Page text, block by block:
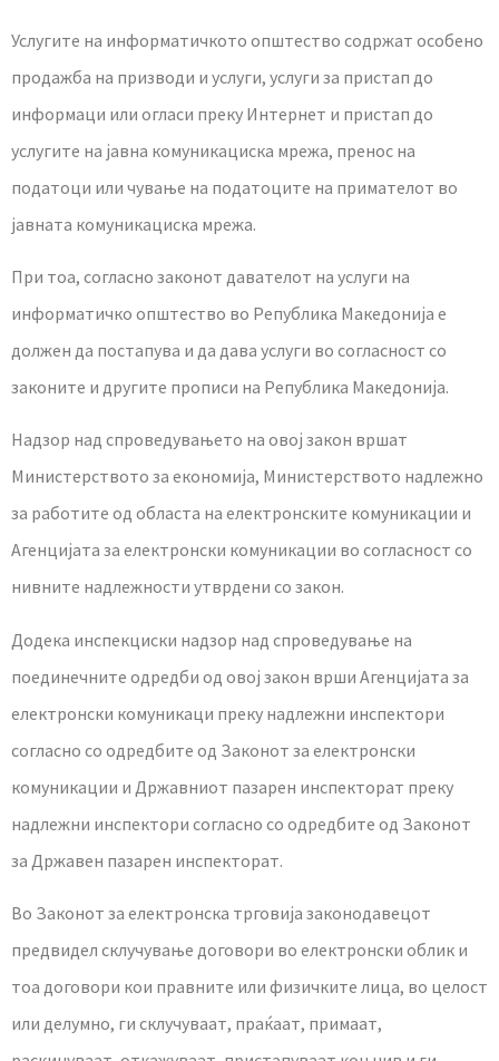
Услугите на информатичкото општество содржат особено
продажба на призводи и услуги, услуги за пристап до
информаци или огласи преку Интернет и пристап до
услугите на јавна комуникациска мрежа, пренос на
податоци или чување на податоците на примателот во
јавната комуникациска мрежа.
При тоа, согласно законот давателот на услуги на
информатичко општество во Република Македонија е
должен да постапува и да дава услуги во согласност со
законите и другите прописи на Република Македонија.
Надзор над спровeдувањето на овој закон вршат
Министерството за економија, Министерството надлежно
за работите од областа на електронските комуникации и
Агенцијата за електронски комуникации во согласност со
нивните надлежности утврдени со закон.
Додека инспекциски надзор над спроведување на
поединечните одредби од овој закон врши Агенцијата за
електронски комуникаци преку надлежни инспектори
согласно со одредбите од Законот за електронски
комуникации и Државниот пазарен инспекторат преку
надлежни инспектори согласно со одредбите од Законот
за Државен пазарен инспекторат.
Во Законот за електронска трговија законодавецот
предвидел склучување договори во електронски облик и
тоа договори кои правните или физичките лица, во целост
или делумно, ги склучуваат, праќаат, примаат,